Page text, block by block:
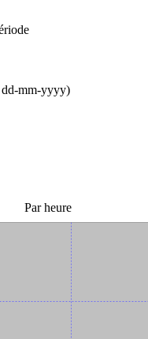
mm-yyyy)
Par heure